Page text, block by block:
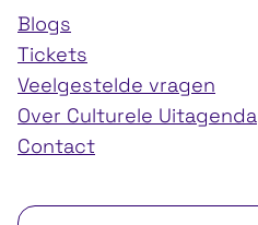
Blogs
Tickets
Veelgestelde vragen
Over Culturele Uitagenda
Contact